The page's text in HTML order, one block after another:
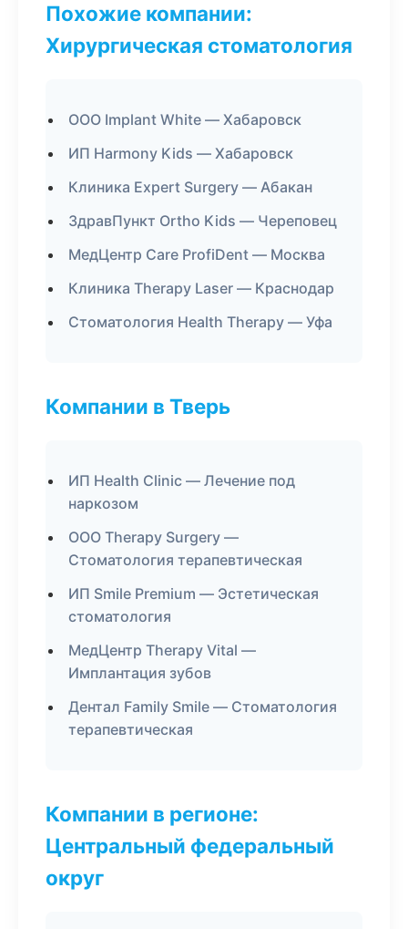
Похожие компании:
Хирургическая стоматология
ООО Implant White — Хабаровск
ИП Harmony Kids — Хабаровск
Клиника Expert Surgery — Абакан
ЗдравПункт Ortho Kids — Череповец
МедЦентр Care ProfiDent — Москва
Клиника Therapy Laser — Краснодар
Стоматология Health Therapy — Уфа
Компании в Тверь
ИП Health Clinic — Лечение под
наркозом
ООО Therapy Surgery —
Стоматология терапевтическая
ИП Smile Premium — Эстетическая
стоматология
МедЦентр Therapy Vital —
Имплантация зубов
Дентал Family Smile — Стоматология
терапевтическая
Компании в регионе:
Центральный федеральный
округ